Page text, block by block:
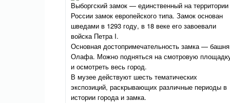
Выборгский замок — единственный на территории
России замок европейского типа. Замок основан
шведами в 1293 году, в 18 веке его завоевали
войска Петра I.
Основная достопримечательность замка — башня
Олафа. Можно подняться на смотровую
и осмотреть весь город.
В музее действуют шесть тематических
экспозиций, раскрывающих различные периоды в
истории города и замка.